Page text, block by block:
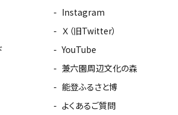
Instagram
Ｘ（旧Twitter）
YouTube
兼六園周辺文化の森
能登ふるさと博
よくあるご質問